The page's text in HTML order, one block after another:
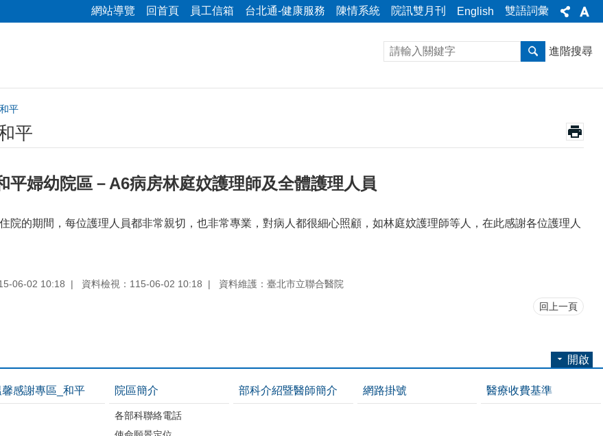
網站導覽 回首頁 員工信箱 台北通-健康服務 陳情系統 院訊雙月刊 English 雙語詞彙
進階搜尋
平
平
平婦幼院區－A6病房林庭妏護理師及全體護理人員
院的期間，每位護理人員都非常親切，也非常專業，對病人都很細心照顧，如林庭妏護理師等人，在此感謝各位護理人
06-02 10:18 資料檢視：115-06-02 10:18 資料維護：臺北市立聯合醫院
回上一頁
開啟
馨感謝專區_和平 院區簡介
各部科聯絡電話
部科介紹暨醫師簡介 網路掛號 醫療收費基準